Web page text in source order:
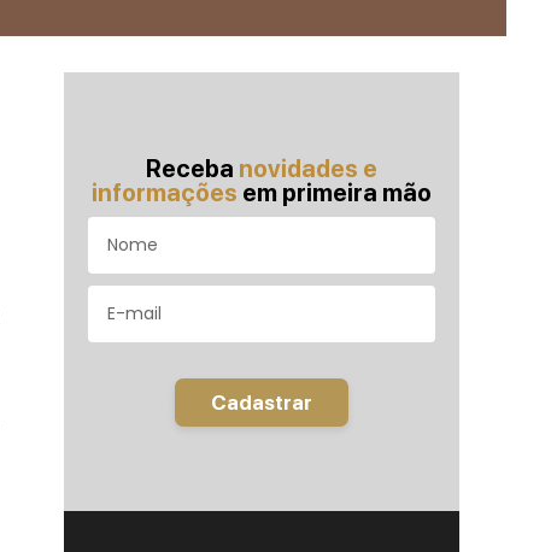
Receba novidades e
informações em primeira mão
Cadastrar